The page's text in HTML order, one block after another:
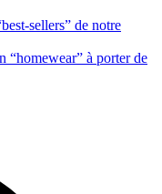
sellers” de notre
“homewear” à porter de